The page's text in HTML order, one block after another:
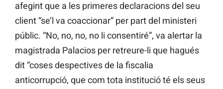
afegint que a les primeres declaracions del seu
client “se’l va coaccionar” per part del ministeri
públic. “No, no, no, no li consentiré”, va alertar la
magistrada Palacios per retreure-li que hagués
dit “coses despectives de la fiscalia
anticorrupció, que com tota institució té els seus